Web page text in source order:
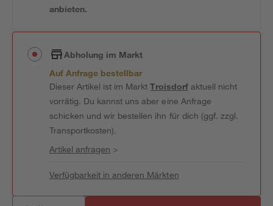
anbieten.
Abholung im Markt
Auf Anfrage bestellbar
Dieser Artikel ist im MarktTroisdorfaktuell nicht
vorrätig. Du kannst uns aber eine Anfrage
schicken und wir bestellen ihn für dich (ggf. zzgl.
Transportkosten).
Artikel anfragen >
Verfügbarkeit in anderen Märkten